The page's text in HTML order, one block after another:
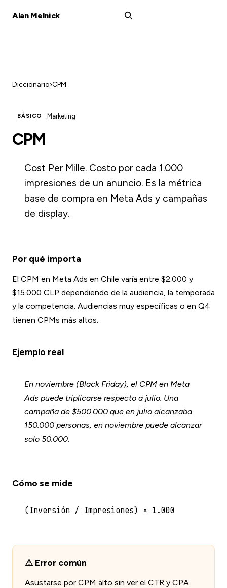
Alan Melnick
Diccionario›CPM
BÁSICO Marketing
CPM
Cost Per Mille. Costo por cada 1.000
impresiones de un anuncio. Es la métrica
base de compra en Meta Ads y campañas
de display.
Por qué importa
El CPM en Meta Ads en Chile varía entre $2.000 y
$15.000 CLP dependiendo de la audiencia, la temporada
y la competencia. Audiencias muy específicas o en Q4
tienen CPMs más altos.
Ejemplo real
En noviembre (Black Friday), el CPM en Meta
Ads puede triplicarse respecto a julio. Una
campaña de $500.000 que en julio alcanzaba
150.000 personas, en noviembre puede alcanzar
solo 50.000.
Cómo se mide
(Inversión / Impresiones) × 1.000
Error común
Asustarse por CPM alto sin ver el CTR y CPA